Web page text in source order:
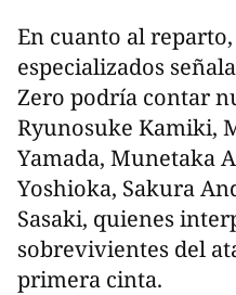
En cuanto al
especializados
Zero podría contar
Ryunosuke Kamiki,
Yamada, Munetaka
Yoshioka, Sakura
Sasaki, quienes
sobrevivientes del
primera cinta.